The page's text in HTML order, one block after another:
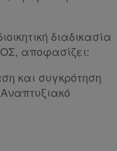
διαδικασία
αποφασίζει:
και συγκρότηση